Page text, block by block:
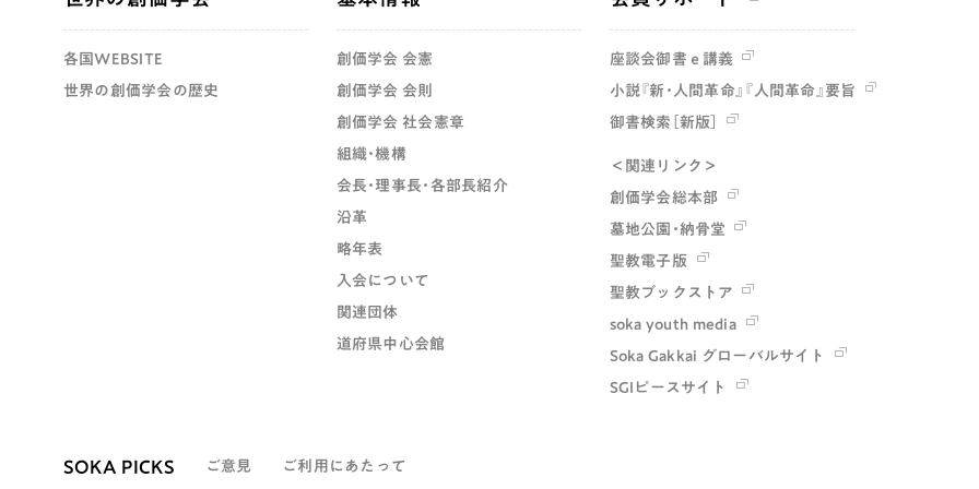
各国WEBSITE
世界の創価学会の歴史
創価学会 会憲
創価学会 会則
創価学会 社会憲章
組織・機構
会長・理事長・各部長紹介
沿革
略年表
入会について
関連団体
道府県中心会館
座談会御書ｅ講義
小説『新・人間革命』『人間革命』要旨
御書検索［新版］
＜関連リンク＞
創価学会総本部
墓地公園・納骨堂
聖教電子版
聖教ブックストア
soka youth media
Soka Gakkai グローバルサイト
SGIピースサイト
SOKA PICKS ご意見 ご利用にあたって